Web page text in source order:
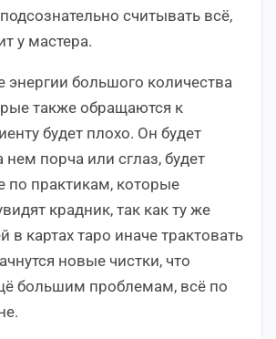
считывать всё,
у мастера.
энергии большого количества
также обращаются к
будет плохо. Он будет
нем порча или сглаз, будет
по практикам, которые
крадник, так как ту же
в картах таро иначе трактовать
новые чистки, что
большим проблемам, всё по